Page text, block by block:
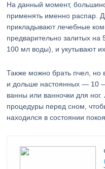
На данный момент,
применять именно распар.
прикладывают лечебные
предварительно залитых на
100 мл воды), и укутывают
Также можно брать пчел, но
и дольше настоянных — 10
ванны или ванночки для
процедуры перед сном,
находился в состоянии покоя.